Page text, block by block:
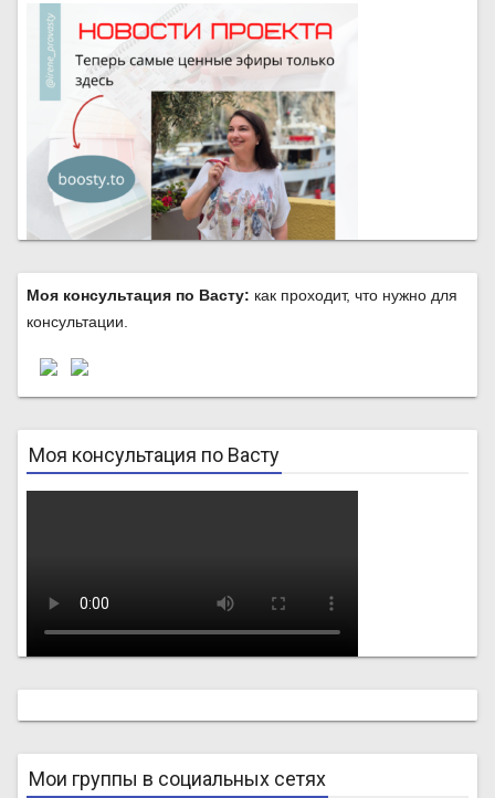
Моя консультация по Васту: как проходит, что нужно для
консультации.
Моя консультация по Васту
Мои группы в социальных сетях